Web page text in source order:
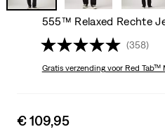
555™ Relaxed Rechte
(358)
Gratis verzendingvoor Red Tab™
Sale
€ 109,95